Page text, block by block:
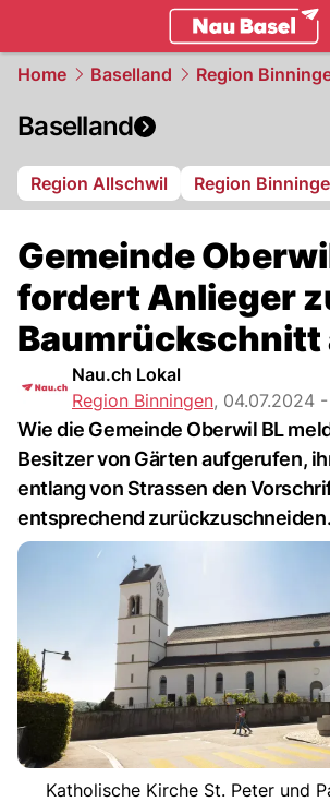
Home Baselland Region
Baselland
Region Allschwil Region
Gemeinde
fordert Anlieger
Baumrückschnitt
Nau.ch Lokal
Region Binningen, 04.07.2024 -
Wie die Gemeinde Oberwil BL
Besitzer von Gärten aufgerufen,
entlang von Strassen den
entsprechend zurückzuschneiden.
Katholische Kirche St. Peter und